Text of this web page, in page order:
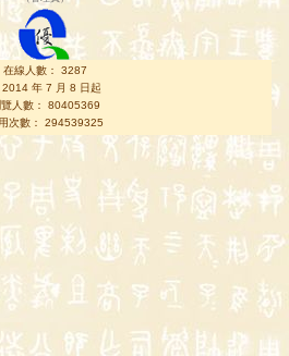
在線人數： 3287
2014 年 7 月 8 日起
人數： 80405369
次數： 294539325